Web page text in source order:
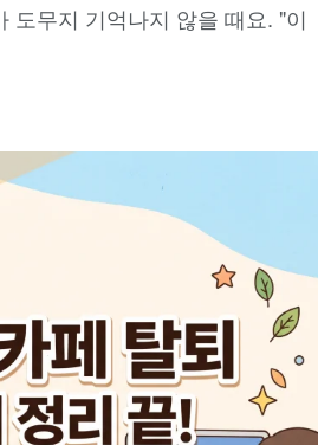
도무지 기억나지 않을 때요. "이